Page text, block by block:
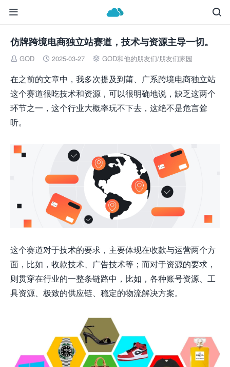


仿牌跨境电商独立站赛道，技术与资源主导一切。
 GOD  2025-03-27  GOD和他的朋友们/朋友们家园
在之前的文章中，我多次提及到莆、广系跨境电商独立站
这个赛道很吃技术和资源，可以很明确地说，缺乏这两个
环节之一，这个行业大概率玩不下去，这绝不是危言耸
听。
这个赛道对于技术的要求，主要体现在收款与运营两个方
面，比如，收款技术、广告技术等；而对于资源的要求，
则贯穿在行业的一整条链路中，比如，各种账号资源、工
具资源、 极致的供应链、稳定的物流解决方案。